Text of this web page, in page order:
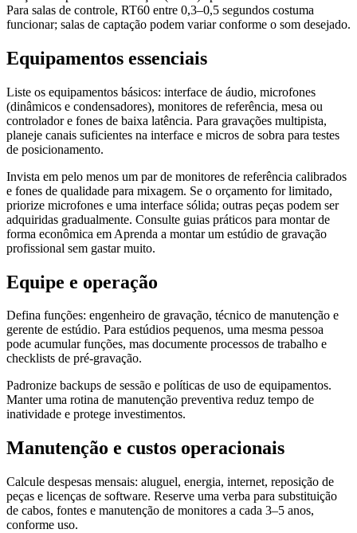
Para salas de controle, RT60 entre 0,3–0,5 segundos costuma
funcionar; salas de captação podem variar conforme o som desejado.
Equipamentos essenciais
Liste os equipamentos básicos: interface de áudio, microfones
(dinâmicos e condensadores), monitores de referência, mesa ou
controlador e fones de baixa latência. Para gravações multipista,
planeje canais suficientes na interface e micros de sobra para testes
de posicionamento.
Invista em pelo menos um par de monitores de referência calibrados
e fones de qualidade para mixagem. Se o orçamento for limitado,
priorize microfones e uma interface sólida; outras peças podem ser
adquiridas gradualmente. Consulte guias práticos para montar de
forma econômica em Aprenda a montar um estúdio de gravação
profissional sem gastar muito.
Equipe e operação
Defina funções: engenheiro de gravação, técnico de manutenção e
gerente de estúdio. Para estúdios pequenos, uma mesma pessoa
pode acumular funções, mas documente processos de trabalho e
checklists de pré-gravação.
Padronize backups de sessão e políticas de uso de equipamentos.
Manter uma rotina de manutenção preventiva reduz tempo de
inatividade e protege investimentos.
Manutenção e custos operacionais
Calcule despesas mensais: aluguel, energia, internet, reposição de
peças e licenças de software. Reserve uma verba para substituição
de cabos, fontes e manutenção de monitores a cada 3–5 anos,
conforme uso.